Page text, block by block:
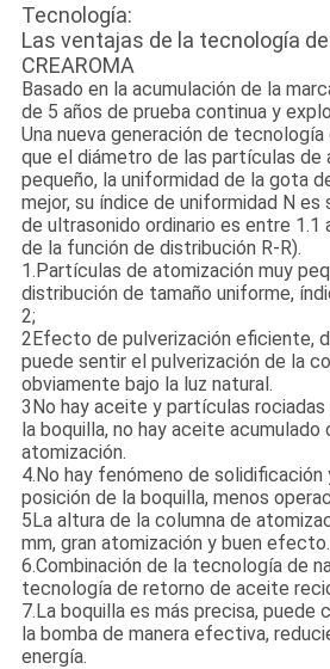
Tecnología:
Las ventajas de la tecnología
CREAROMA
Basado en la acumulación de la
de 5 años de prueba continua y
Una nueva generación de
que el diámetro de las partículas de
pequeño, la uniformidad de la gota
mejor, su índice de uniformidad N es
de ultrasonido ordinario es entre 1.1
de la función de distribución R-R).
1.Partículas de atomización muy
distribución de tamaño uniforme,
2;
2Efecto de pulverización eficiente,
puede sentir el pulverización de la
obviamente bajo la luz natural.
3No hay aceite y partículas
la boquilla, no hay aceite acumulado
atomización.
4.No hay fenómeno de solidificación
posición de la boquilla, menos
5La altura de la columna de
mm, gran atomización y buen efecto.
6.Combinación de la tecnología de
tecnología de retorno de aceite
7.La boquilla es más precisa, puede
la bomba de manera efectiva,
energía.